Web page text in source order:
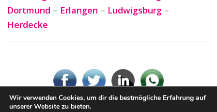
Dortmund – Erlangen – Ludwigsburg –
Herdecke
Wir verwenden Cookies, um dir die bestmögliche Erfahrung auf
unserer Website zu bieten.